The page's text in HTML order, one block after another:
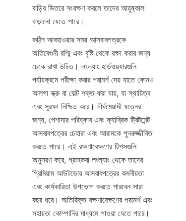
বাড়ির ভিতরে সংরক্ষণ করলে তাদের আয়ুষ্কাল
বাড়ানো যেতে পারে।
কঠিন আবহাওয়ার সময় আসবাবপত্রকে
অতিবেগুনী রশ্মি এবং বৃষ্টি থেকে রক্ষা করার জন্য
ঢেকে রাখা উচিত। লংল্যাং হার্ডওয়্যারগুলি
পর্যায়ক্রমে পরীক্ষা করার পরামর্শ দেয় যাতে কোনও
আলগা স্ক্রু বা বোল্ট শক্ত করা যায়, যা স্থায়িত্ব
এবং সুরক্ষা নিশ্চিত করে। দীর্ঘমেয়াদী যত্নের
জন্য, পেশাদার পরিষ্কার এবং ফ্যাব্রিক ট্রিটমেন্ট
আসবাবপত্রের চেহারা এবং আরামকে পুনরুজ্জীবিত
করতে পারে। এই রক্ষণাবেক্ষণের টিপসগুলি
অনুসরণ করে, গ্রাহকরা লংল্যাং থেকে তাদের
প্রিমিয়াম আউটডোর আসবাবপত্রের কমনীয়তা
এবং কার্যকারিতা উপভোগ করতে পারবেন সারা
বছর ধরে। অতিরিক্ত রক্ষণাবেক্ষণের পরামর্শ এবং
সহায়তা কোম্পানির মাধ্যমে পাওয়া যেতে পারে।